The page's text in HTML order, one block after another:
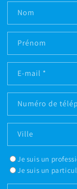
Nom
Prénom
E-mail *
Numéro de
Ville
Je suis un
Je suis un